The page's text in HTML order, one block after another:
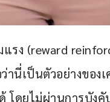
แรง (reward
านี่เป็นตัวอย่างขอ
โดยไม่ผ่านการบัง